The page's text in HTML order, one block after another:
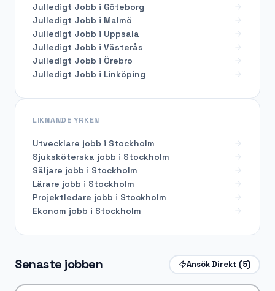
Senaste jobben Ansök Direkt (5)
Julledigt Jobb i Göteborg
Julledigt Jobb i Malmö
Julledigt Jobb i Uppsala
Julledigt Jobb i Västerås
Julledigt Jobb i Örebro
Julledigt Jobb i Linköping
LIKNANDE YRKEN
Utvecklare jobb i Stockholm
Sjuksköterska jobb i Stockholm
Säljare jobb i Stockholm
Lärare jobb i Stockholm
Projektledare jobb i Stockholm
Ekonom jobb i Stockholm